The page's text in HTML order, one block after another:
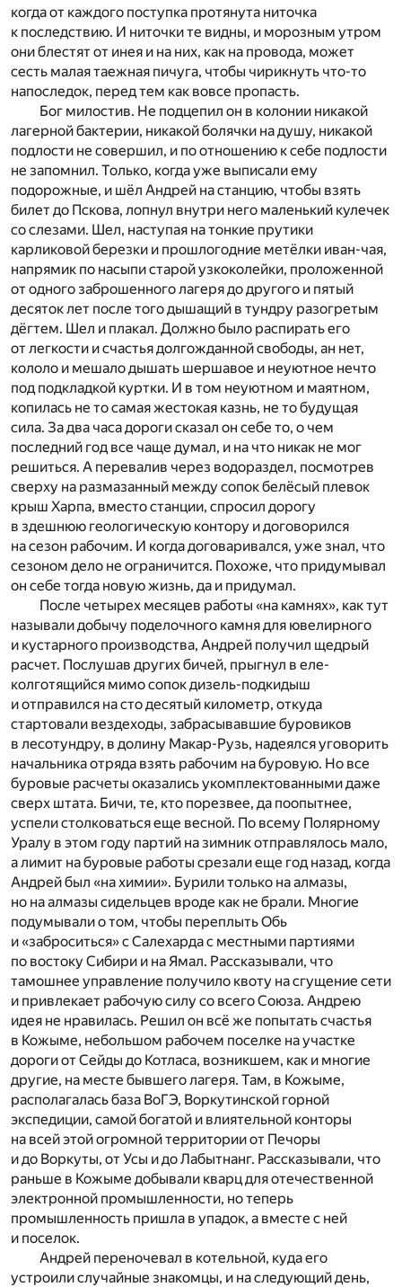
когда от каждого поступка протянута ниточка
к последствию. И ниточки те видны, и морозным утром
они блестят от инея и на них, как на провода, может
сесть малая таежная пичуга, чтобы чирикнуть что-то
напоследок, перед тем как вовсе пропасть.
Бог милостив. Не подцепил он в колонии никакой
лагерной бактерии, никакой болячки на душу, никакой
подлости не совершил, и по отношению к себе подлости
не запомнил. Только, когда уже выписали ему
подорожные, и шёл Андрей на станцию, чтобы взять
билет до Пскова, лопнул внутри него маленький кулечек
со слезами. Шел, наступая на тонкие прутики
карликовой березки и прошлогодние метёлки иван-чая,
напрямик по насыпи старой узкоколейки, проложенной
от одного заброшенного лагеря до другого и пятый
десяток лет после того дышащий в тундру разогретым
дёгтем. Шел и плакал. Должно было распирать его
от легкости и счастья долгожданной свободы, ан нет,
кололо и мешало дышать шершавое и неуютное нечто
под подкладкой куртки. И в том неуютном и маятном,
копилась не то самая жестокая казнь, не то будущая
сила. За два часа дороги сказал он себе то, о чем
последний год все чаще думал, и на что никак не мог
решиться. А перевалив через водораздел, посмотрев
сверху на размазанный между сопок белёсый плевок
крыш Харпа, вместо станции, спросил дорогу
в здешнюю геологическую контору и договорился
на сезон рабочим. И когда договаривался, уже знал, что
сезоном дело не ограничится. Похоже, что придумывал
он себе тогда новую жизнь, да и придумал.
После четырех месяцев работы «на камнях», как тут
называли добычу поделочного камня для ювелирного
и кустарного производства, Андрей получил щедрый
расчет. Послушав других бичей, прыгнул в еле-
колготящийся мимо сопок дизель-подкидыш
и отправился на сто десятый километр, откуда
стартовали вездеходы, забрасывавшие буровиков
в лесотундру, в долину Макар-Рузь, надеялся уговорить
начальника отряда взять рабочим на буровую. Но все
буровые расчеты оказались укомплектованными даже
сверх штата. Бичи, те, кто порезвее, да поопытнее,
успели столковаться еще весной. По всему Полярному
Уралу в этом году партий на зимник отправлялось мало,
а лимит на буровые работы срезали еще год назад, когда
Андрей был «на химии». Бурили только на алмазы,
но на алмазы сидельцев вроде как не брали. Многие
подумывали о том, чтобы переплыть Обь
и «заброситься» с Салехарда с местными партиями
по востоку Сибири и на Ямал. Рассказывали, что
тамошнее управление получило квоту на сгущение сети
и привлекает рабочую силу со всего Союза. Андрею
идея не нравилась. Решил он всё же попытать счастья
в Кожыме, небольшом рабочем поселке на участке
дороги от Сейды до Котласа, возникшем, как и многие
другие, на месте бывшего лагеря. Там, в Кожыме,
располагалась база ВоГЭ, Воркутинской горной
экспедиции, самой богатой и влиятельной конторы
на всей этой огромной территории от Печоры
и до Воркуты, от Усы и до Лабытнанг. Рассказывали, что
раньше в Кожыме добывали кварц для отечественной
электронной промышленности, но теперь
промышленность пришла в упадок, а вместе с ней
и поселок.
Андрей переночевал в котельной, куда его
устроили случайные знакомцы, и на следующий день,